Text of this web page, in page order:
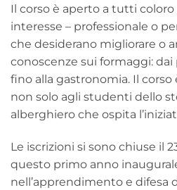
Il corso è aperto a tutti
interesse – professionale o
che desiderano migliorare o
conoscenze sui formaggi:
fino alla gastronomia. Il
non solo agli studenti dello
alberghiero che ospita
Le iscrizioni si sono chiuse il
questo primo anno
nell’apprendimento e difesa